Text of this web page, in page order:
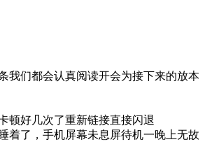
我们都会认真阅读开会为接下来的放本
顿好几次了重新链接直接闪退
着了，手机屏幕未息屏待机一晚上无故